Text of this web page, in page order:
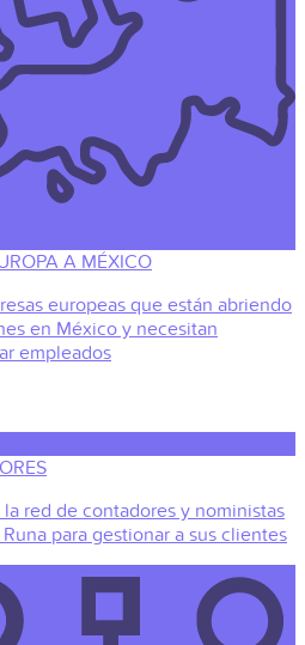
A MÉXICO
europeas que están abriendo
en México y necesitan
empleados
la red de contadores y noministas
para gestionar a sus clientes